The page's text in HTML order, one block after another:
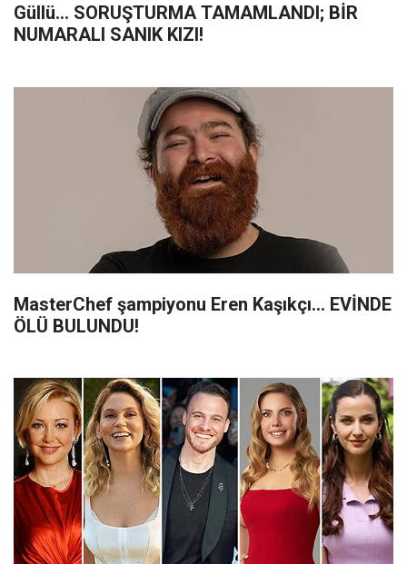
Güllü... SORUŞTURMA TAMAMLANDI; BİR
NUMARALI SANIK KIZI!
MasterChef şampiyonu Eren Kaşıkçı... EVİNDE
ÖLÜ BULUNDU!